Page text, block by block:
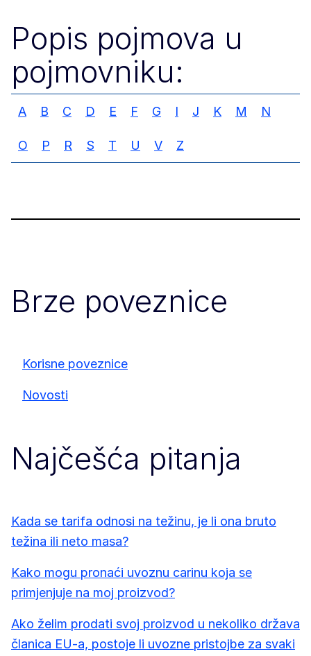
Popis pojmova u
pojmovniku:
A B C D E F G I J K M N
O P R S T U V Z
Brze poveznice
Korisne poveznice
Novosti
Najčešća pitanja
Kada se tarifa odnosi na težinu, je li ona bruto
težina ili neto masa?
Kako mogu pronaći uvoznu carinu koja se
primjenjuje na moj proizvod?
Ako želim prodati svoj proizvod u nekoliko država
članica EU-a, postoje li uvozne pristojbe za svaki